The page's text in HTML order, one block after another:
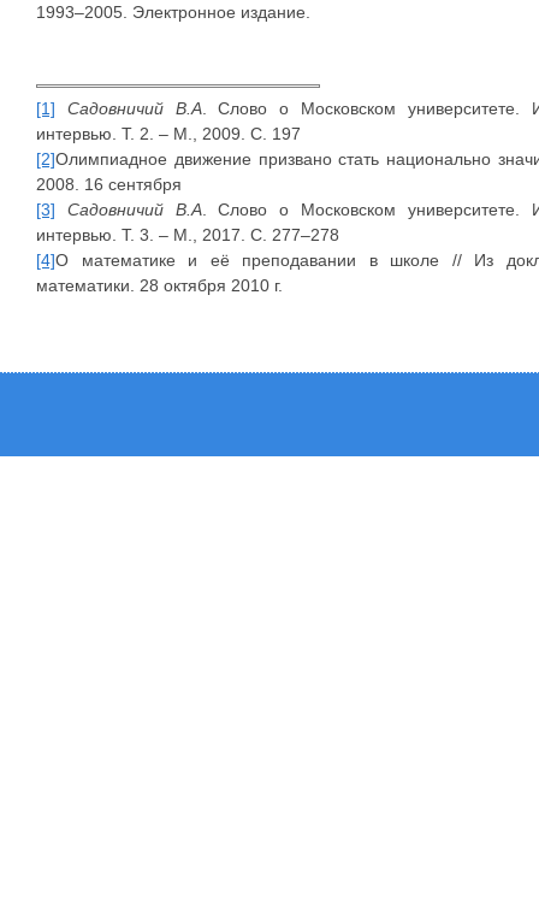
1993–2005. Электронное издание.
[1] Садовничий В.А. Слово о Московском университете.
интервью. Т. 2. – М., 2009. С. 197
[2]Олимпиадное движение призвано стать национально
2008. 16 сентября
[3]
Садовничий В.А. Слово о Московском университете.
интервью. Т. 3. – М., 2017. С. 277–278
[4]О математике и её преподавании в школе // Из
математики. 28 октября 2010 г.